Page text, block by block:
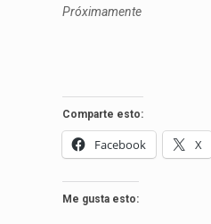
Próximamente
Comparte esto:
Facebook X
Me gusta esto: